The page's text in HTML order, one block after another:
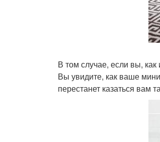
В том случае, если вы,
Вы увидите, как ваше
перестанет казаться вам